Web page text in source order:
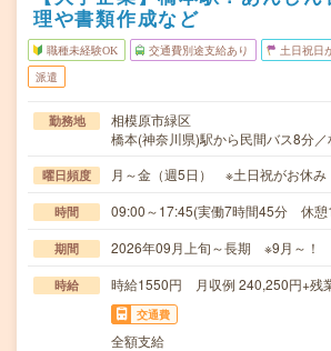
理や書類作成など
職種未経験OK 交通費別途支給あり 土日祝日
派遣
勤務地
相模原市緑区
橋本(神奈川県)駅から民間バス8分
曜日頻度 月～金（週5日） ※土日祝がお休み
時間 09:00～17:45(実働7時間45分 休憩
期間 2026年09月上旬～長期 ※9月～！
時給 時給1550円 月収例 240,250円+残
交通費
全額支給